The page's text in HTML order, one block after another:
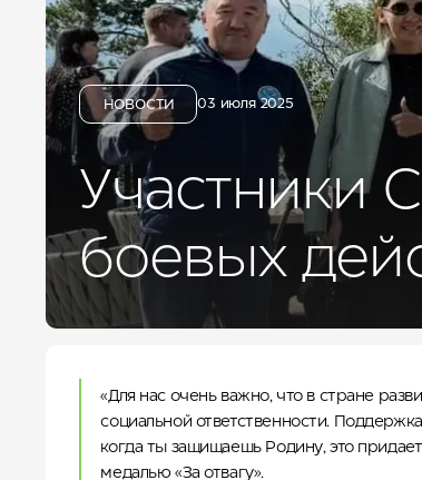
Отель
ПАРК ПРИКЛЮЧЕНИЙ
ДРИМВУД
ДЕТЯМ
СПА И ФИТНЕС
БАННЫЙ КОМПЛЕКС
РЕСТОРАНЫ И БАРЫ
ДЛЯ БИЗНЕСА
УСЛУГИ И СЕРВИС
КУРОРТ
КОНТАКТЫ
НОВОСТИ 03 июля 2025
Участники
боевых
«Для нас очень важно, что в стране
социальной ответственности.
когда ты защищаешь Родину, это
медалью «За отвагу».